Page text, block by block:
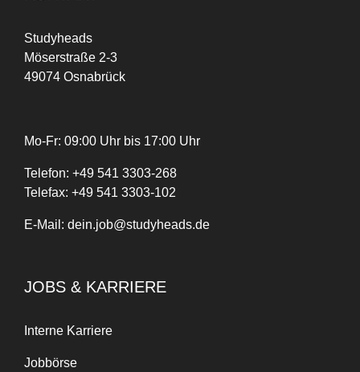
Studyheads
Möserstraße 2-3
49074 Osnabrück
Mo-Fr: 09:00 Uhr bis 17:00 Uhr
Telefon: +49 541 3303-268
Telefax: +49 541 3303-102
E-Mail: dein.job@studyheads.de
JOBS & KARRIERE
Interne Karriere
Jobbörse